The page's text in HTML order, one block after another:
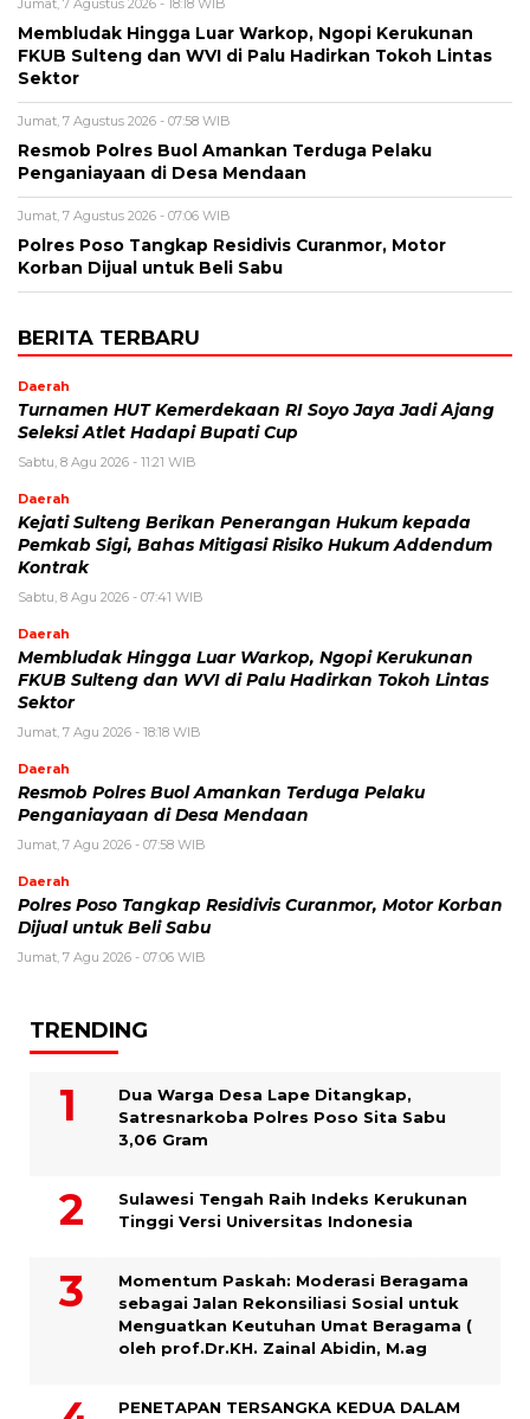
Jumat, 7 Agustus 2026 - 18:18 WIB
Membludak Hingga Luar Warkop, Ngopi Kerukunan
FKUB Sulteng dan WVI di Palu Hadirkan Tokoh Lintas
Sektor
Jumat, 7 Agustus 2026 - 07:58 WIB
Resmob Polres Buol Amankan Terduga Pelaku
Penganiayaan di Desa Mendaan
Jumat, 7 Agustus 2026 - 07:06 WIB
Polres Poso Tangkap Residivis Curanmor, Motor
Korban Dijual untuk Beli Sabu
BERITA TERBARU
Daerah
Turnamen HUT Kemerdekaan RI Soyo Jaya Jadi Ajang
Seleksi Atlet Hadapi Bupati Cup
Sabtu, 8 Agu 2026 - 11:21 WIB
Daerah
Kejati Sulteng Berikan Penerangan Hukum kepada
Pemkab Sigi, Bahas Mitigasi Risiko Hukum Addendum
Kontrak
Sabtu, 8 Agu 2026 - 07:41 WIB
Daerah
Membludak Hingga Luar Warkop, Ngopi Kerukunan
FKUB Sulteng dan WVI di Palu Hadirkan Tokoh Lintas
Sektor
Jumat, 7 Agu 2026 - 18:18 WIB
Daerah
Resmob Polres Buol Amankan Terduga Pelaku
Penganiayaan di Desa Mendaan
Jumat, 7 Agu 2026 - 07:58 WIB
Daerah
Polres Poso Tangkap Residivis Curanmor, Motor Korban
Dijual untuk Beli Sabu
Jumat, 7 Agu 2026 - 07:06 WIB
TRENDING
Dua Warga Desa Lape Ditangkap,
Satresnarkoba Polres Poso Sita Sabu
3,06 Gram
Sulawesi Tengah Raih Indeks Kerukunan
Tinggi Versi Universitas Indonesia
Momentum Paskah: Moderasi Beragama
sebagai Jalan Rekonsiliasi Sosial untuk
Menguatkan Keutuhan Umat Beragama (
oleh prof.Dr.KH. Zainal Abidin, M.ag
PENETAPAN TERSANGKA KEDUA DALAM